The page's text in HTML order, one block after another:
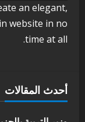
an elegant,
website in no
time at all.
أحدث المقالات